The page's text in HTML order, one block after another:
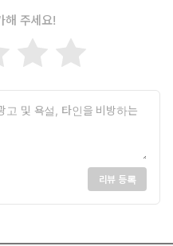
만, 움직이는 이모티콘이 어
싶은 직장인 및 학생
해 주세요!
리뷰 등록